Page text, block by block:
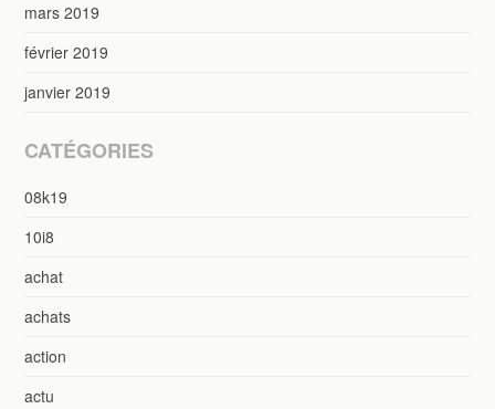
mars 2019
février 2019
janvier 2019
CATÉGORIES
08k19
10i8
achat
achats
action
actu